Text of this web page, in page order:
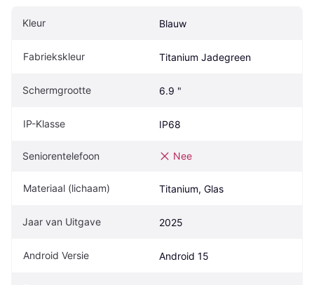
Kleur Blauw
Fabriekskleur Titanium Jadegreen
Schermgrootte 6.9 "
IP-Klasse IP68
Seniorentelefoon Nee
Materiaal (lichaam) Titanium, Glas
Jaar van Uitgave 2025
Android Versie Android 15